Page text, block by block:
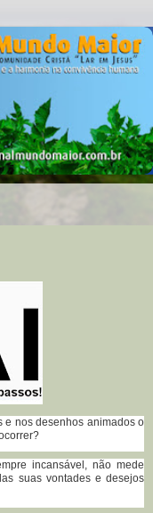
e nos desenhos animados o
incansável, não mede
suas vontades e desejos